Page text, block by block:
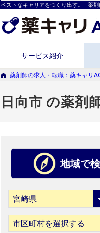
ベストなキャリアをつくり出す。―薬
サービス紹介
薬剤師の求人・転職：薬キャリ
日向市 の薬剤
地域で
市区町村を選択する